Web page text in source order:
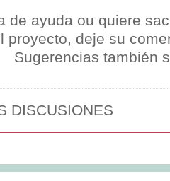
de ayuda ou quiere
proyecto, deje su
Sugerencias también
DISCUSIONES